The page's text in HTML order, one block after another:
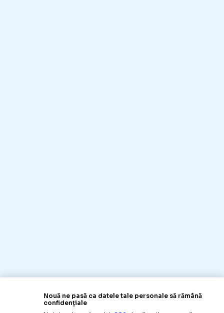
Nouă ne pasă ca datele tale personale să rămână
confidențiale